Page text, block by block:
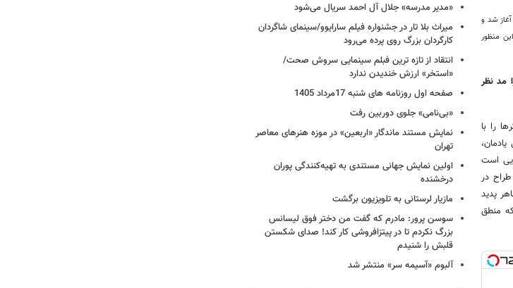
به گزارش خبرگزاری خبرآنلاین، بنای یادبود شهدای گمنام و مفقودالاثر در دانشگاه جامع امام حسین (ع) از اردیبهشت سال 1395 آغاز شد و
این منظور
مد نظر
را با
است
در
پدید
منطق
«مدیر مدرسه» جلال آل احمد سریال می‌شود
میراث بلا تار در جشنواره فیلم سارایوو/سینمای شاگردان
کارگردان بزرگ روی پرده می‌رود
انتقاد از تازه ترین فبلم سینمایی سروش صحت/
«استخر» ارزش خندیدن ندارد
صفحه اول روزنامه های شنبه 17مرداد 1405
«بی‌نامی» جلوی دوربین رفت
نمایش مستند ماندگار «اربعین» در موزه هنرهای معاصر
تهران
اولین نمایش جهانی مستندی به تهیه‌کنندگی پوران
درخشنده
مازیار لرستانی به تلویزیون برگشت
سوسن پرور: مادرم که گفت من دختر فوق‌ لیسانس
بزرگ نکردم تا در پیتزافروشی کار کند! صدای شکستن
قلبش را شنیدم
آلبوم «آسیمه سر» منتشر شد